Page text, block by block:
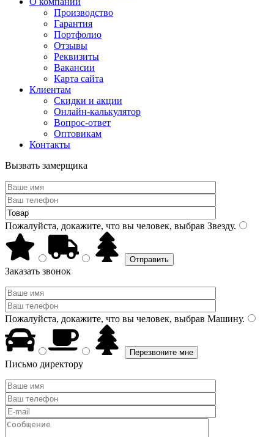
Производство
Гарантия
Портфолио
Отзывы
Реквизиты
Вакансии
Карта сайта
Клиентам
Скидки и акции
Онлайн-калькулятор
Вопрос-ответ
Оптовикам
Контакты
Вызвать замерщика
Пожалуйста, докажите, что вы человек, выбрав Звезду.
Заказать звонок
Пожалуйста, докажите, что вы человек, выбрав Машину.
Письмо директору